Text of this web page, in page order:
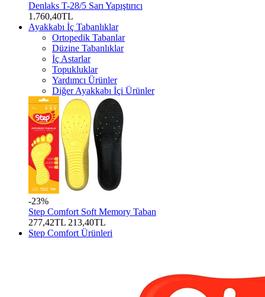
Denlaks T-28/5 Sarı Yapıştırıcı
1.760,40TL
Ayakkabı İç Tabanlıklar
Ortopedik Tabanlar
Düzine Tabanlıklar
İç Astarlar
Topukluklar
Yardımcı Ürünler
Diğer Ayakkabı İçi Ürünler
-23%
Step Comfort Soft Memory Taban
277,42TL 213,40TL
Step Comfort Ürünleri